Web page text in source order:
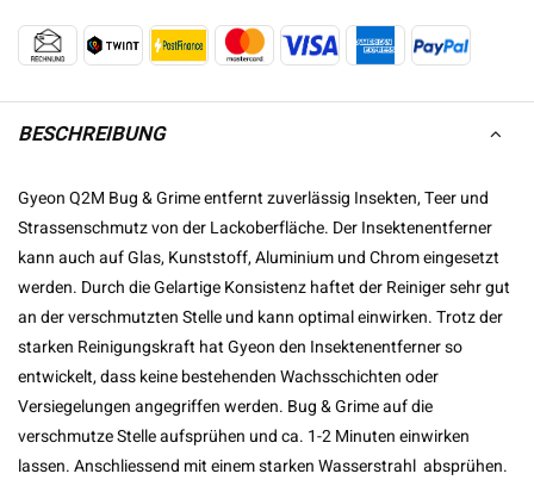
BESCHREIBUNG
Gyeon Q2M Bug & Grime entfernt zuverlässig Insekten, Teer und
Strassenschmutz von der Lackoberfläche. Der Insektenentferner
kann auch auf Glas, Kunststoff, Aluminium und Chrom eingesetzt
werden. Durch die Gelartige Konsistenz haftet der Reiniger sehr gut
an der verschmutzten Stelle und kann optimal einwirken. Trotz der
starken Reinigungskraft hat Gyeon den Insektenentferner so
entwickelt, dass keine bestehenden Wachsschichten oder
Versiegelungen angegriffen werden. Bug & Grime auf die
verschmutze Stelle aufsprühen und ca. 1-2 Minuten einwirken
lassen. Anschliessend mit einem starken Wasserstrahl absprühen.